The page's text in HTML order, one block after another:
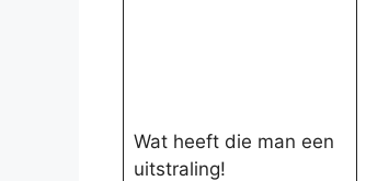
Wat heeft die man een
uitstraling!